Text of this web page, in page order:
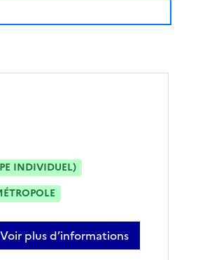
INDIVIDUEL)
Voir plus d’informations
sur grégoire straseele